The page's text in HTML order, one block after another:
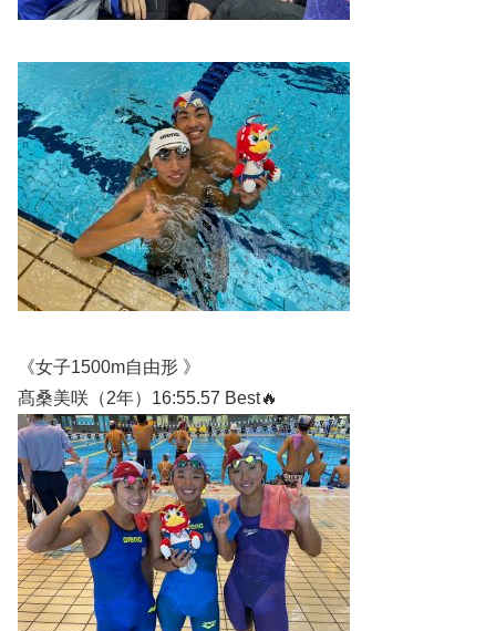
《女子1500m自由形 》
髙桑美咲（2年）16:55.57 Best🔥